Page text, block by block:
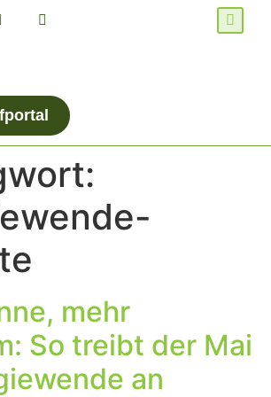
mehr
So treibt der Mai
an